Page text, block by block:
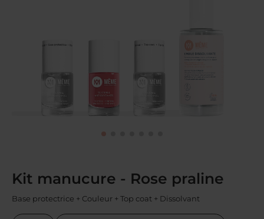
Kit manucure - Rose praline
Base protectrice + Couleur + Top coat + Dissolvant